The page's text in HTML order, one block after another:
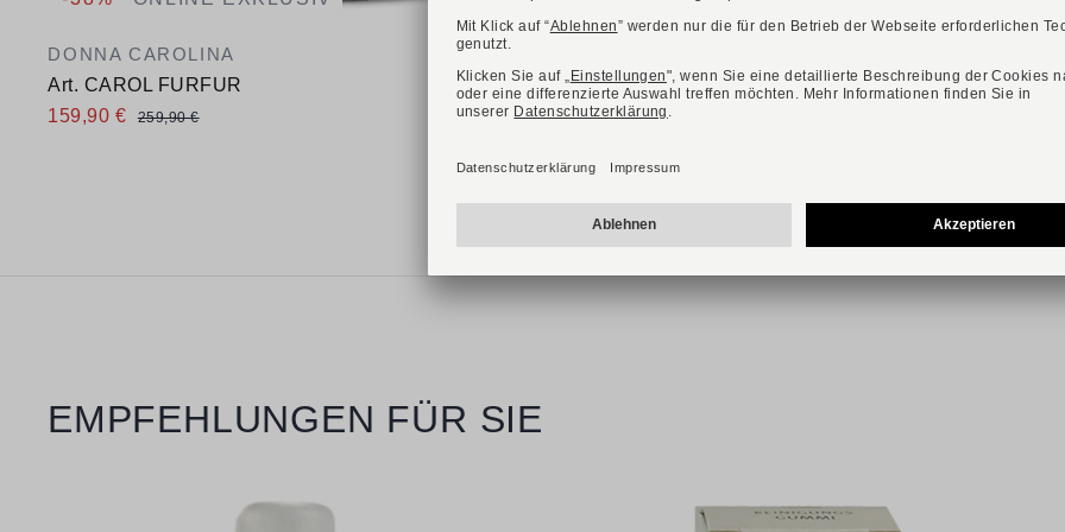
DONNA CAROLINA
Art. CAROL FURFUR
159,90 €
259,90 €
Art. SPHERICA
119,95 € 170,00 €
36
37 39
Produktgalerie überspringen
EMPFEHLUNGEN FÜR SIE